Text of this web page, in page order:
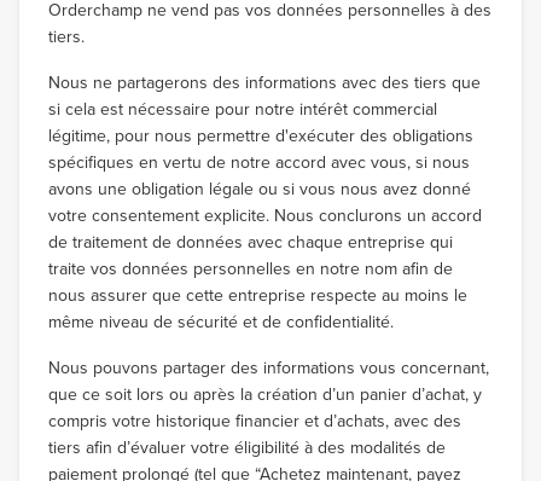
Orderchamp ne vend pas vos données personnelles à des
tiers.
Nous ne partagerons des informations avec des tiers que
si cela est nécessaire pour notre intérêt commercial
légitime, pour nous permettre d'exécuter des obligations
spécifiques en vertu de notre accord avec vous, si nous
avons une obligation légale ou si vous nous avez donné
votre consentement explicite. Nous conclurons un accord
de traitement de données avec chaque entreprise qui
traite vos données personnelles en notre nom afin de
nous assurer que cette entreprise respecte au moins le
même niveau de sécurité et de confidentialité.
Nous pouvons partager des informations vous concernant,
que ce soit lors ou après la création d’un panier d’achat, y
compris votre historique financier et d’achats, avec des
tiers afin d’évaluer votre éligibilité à des modalités de
paiement prolongé (tel que “Achetez maintenant, payez